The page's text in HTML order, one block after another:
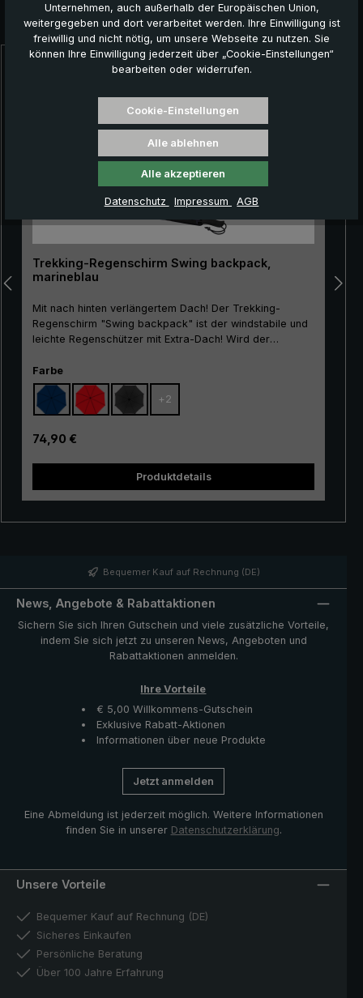
Produktgalerie überspringen
Das könnte Ihnen auch gefallen:
Trekking-Regenschirm Swing backpack,
marineblau
Mit nach hinten verlängertem Dach! Der Trekking-
Regenschirm "Swing backpack" ist der windstabile und
leichte Regenschützer mit Extra-Dach! Wird der
verlängert sich an den hinteren drei Segmenten
automatisch das Dach. Dieser zusätzliche Bezug deckt
den Raum zwischen Rücken und Rucksack perfekt ab,
sodass kein Regen mehr dazwischen tropfen kann. Beim
Schließen des Schirms fährt der verlängerte Bezug
automatisch nach innen wieder ein, damit dieser nicht
mehr sichtbar ist.
Farbeauswählen
+ 2
Regulärer Preis:
74,90 €
Produktdetails
Bequemer Kauf auf Rechnung (DE)
News, Angebote & Rabattaktionen
Sichern Sie sich Ihren Gutschein und viele zusätzliche Vorteile,
indem Sie sich jetzt zu unseren News, Angeboten und
Rabattaktionen anmelden.
Ihre Vorteile
€ 5,00 Willkommens-Gutschein
Exklusive Rabatt-Aktionen
Informationen über neue Produkte
Jetzt anmelden
Eine Abmeldung ist jederzeit möglich. Weitere Informationen
finden Sie in unserer Datenschutzerklärung.
Unsere Vorteile
Bequemer Kauf auf Rechnung (DE)
Sicheres Einkaufen
Persönliche Beratung
Über 100 Jahre Erfahrung
Unternehmen, auch außerhalb der Europäischen Union,
weitergegeben und dort verarbeitet werden. Ihre Einwilligung ist
freiwillig und nicht nötig, um unsere Webseite zu nutzen. Sie
können Ihre Einwilligung jederzeit über „Cookie-Einstellungen“
bearbeiten oder widerrufen.
Cookie-Einstellungen
Alle ablehnen
Alle akzeptieren
Datenschutz Impressum AGB